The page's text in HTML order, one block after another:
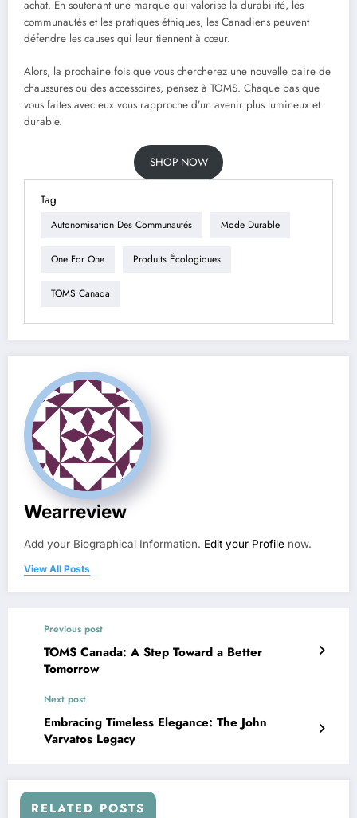
achat. En soutenant une marque qui valorise la durabilité, les
communautés et les pratiques éthiques, les Canadiens peuvent
défendre les causes qui leur tiennent à cœur.
Alors, la prochaine fois que vous chercherez une nouvelle paire de
chaussures ou des accessoires, pensez à TOMS. Chaque pas que
vous faites avec eux vous rapproche d’un avenir plus lumineux et
durable.
SHOP NOW
Tag
Autonomisation Des Communautés Mode Durable
One For One Produits Écologiques
TOMS Canada
Wearreview
Add your Biographical Information. Edit your Profile now.
View All Posts
Previous post
TOMS Canada: A Step Toward a Better
Tomorrow
Next post
Embracing Timeless Elegance: The John
Varvatos Legacy
RELATED POSTS